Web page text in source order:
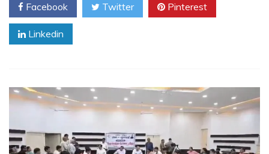
Facebook Twitter Pinterest
Linkedin